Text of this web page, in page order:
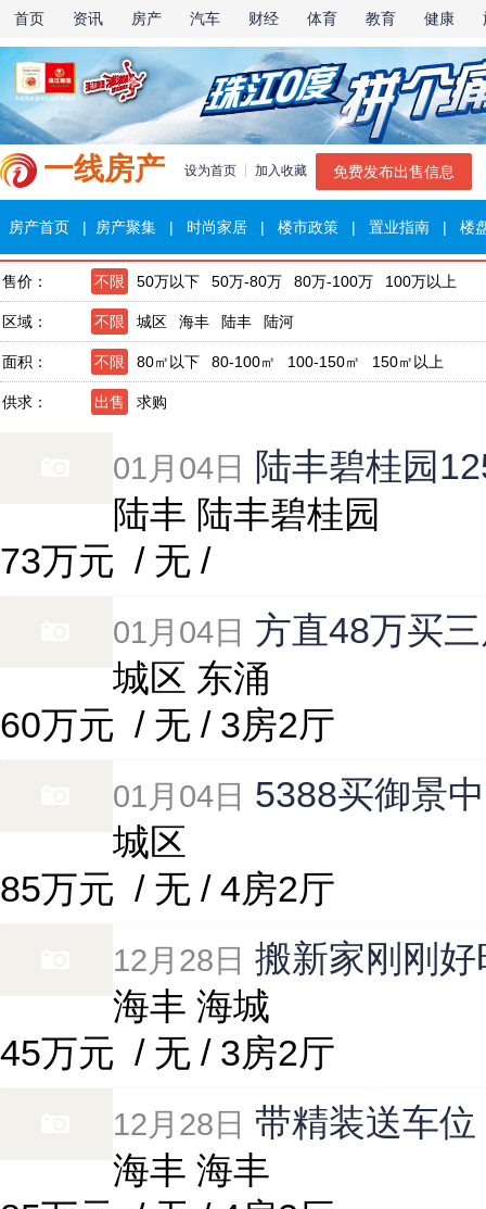
首页 资讯 房产 汽车 财经 体育 教育 健康
一线房产 设为首页 加入收藏 免费发布出售信息
房产首页 | 房产聚集 | 时尚家居 | 楼市政策 | 置业指南 | 楼
售价 不限 50万以下 50万-80万 80万-100万 100万以上
区域 不限 城区 海丰 陆丰 陆河
面积 不限 80㎡以下 80-100㎡ 100-150㎡ 150㎡以上
供求 出售 求购
01月04日 陆丰碧桂园
陆丰 陆丰碧桂园
73万元 / 无 /
01月04日 方直48万买
城区 东涌
60万元 / 无 / 3房2厅
01月04日 5388买御景
城区
85万元 / 无 / 4房2厅
12月28日 搬新家刚刚
海丰 海城
45万元 / 无 / 3房2厅
12月28日 带精装送车
海丰 海丰